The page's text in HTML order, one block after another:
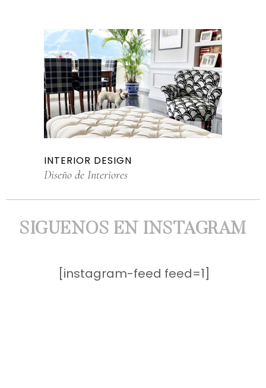
INTERIOR DESIGN
Diseño de Interiores
SIGUENOS EN INSTAGRAM
[instagram-feed feed=1]